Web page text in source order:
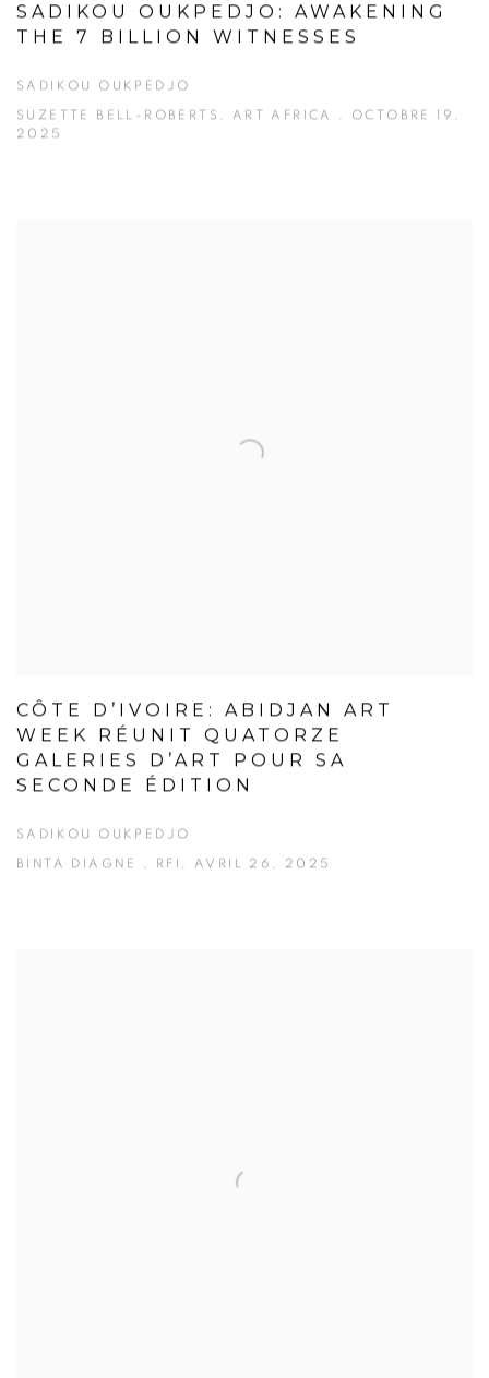
SADIKOU OUKPEDJO: AWAKENING
THE 7 BILLION WITNESSES
SADIKOU OUKPEDJO
SUZETTE BELL-ROBERTS, ART AFRICA , OCTOBRE 19,
2025
CÔTE D’IVOIRE: ABIDJAN ART
WEEK RÉUNIT QUATORZE
GALERIES D’ART POUR SA
SECONDE ÉDITION
SADIKOU OUKPEDJO
BINTA DIAGNE , RFI, AVRIL 26, 2025